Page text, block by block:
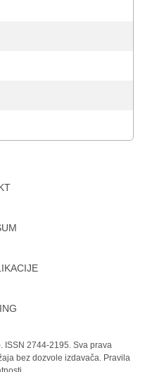
ISSN 2744-2195. Sva prava
bez dozvole izdavača. Pravila